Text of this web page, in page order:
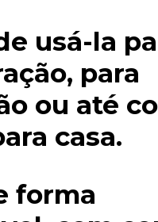
usá-la
para
ou até
casa.
forma